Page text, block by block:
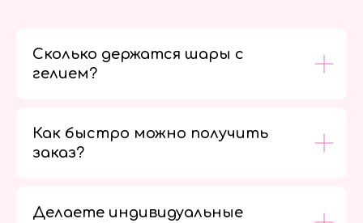
Сколько держатся шары с
гелием?
Как быстро можно получить
заказ?
Делаете индивидуальные